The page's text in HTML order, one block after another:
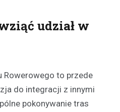
udział w
Rowerowego to przede
do integracji z innymi
pokonywanie tras